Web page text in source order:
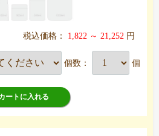
税込価格： 1,822 ～ 21,252 円
個数： 個
ートに入れる